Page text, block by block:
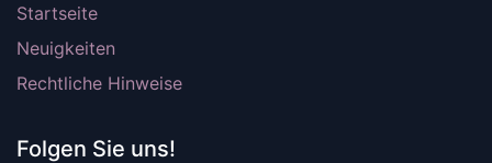
Startseite
Neuigkeiten
Rechtliche Hinweise
Folgen Sie uns!